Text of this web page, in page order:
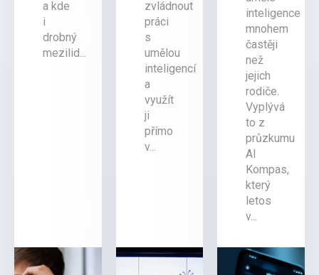
a kde
i
drobný
mezilid...
zvládnout
práci
s
umělou
inteligencí
a
využít
ji
přímo
v...
inteligence
mnohem
častěji
než
jejich
rodiče.
Vyplývá
to z
průzkumu
AI
Kompas,
který
letos
v...